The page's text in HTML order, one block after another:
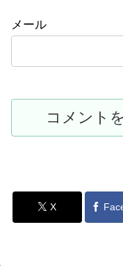
メール
X